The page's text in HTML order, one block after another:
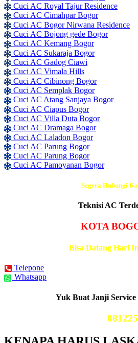
Cuci AC Royal Tajur Residence
Cuci AC Cimahpar Bogor
Cuci AC Bogor Nirwana Residence
Cuci AC Bojong gede Bogor
Cuci AC Kemang Bogor
Cuci AC Sukaraja Bogor
Cuci AC Gadog Ciawi
Cuci AC Vimala Hills
Cuci AC Cibinong Bogor
Cuci AC Semplak Bogor
Cuci AC Atang Sanjaya Bogor
Cuci AC Ciapus Bogor
Cuci AC Villa Duta Bogor
Cuci AC Dramaga Bogor
Cuci AC Laladon Bogor
Cuci AC Parung Bogor
Cuci AC Parung Bogor
Cuci AC Pamoyanan Bogor
Segera Hubungi
Teknisi AC
KOTA
Bisa Datang Hari
Telepone
Whatsapp
Yuk Buat Janji Service